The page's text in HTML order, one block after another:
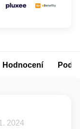
Hodnocení